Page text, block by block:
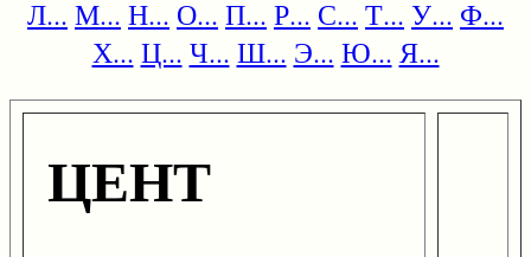
Л... М... Н... О... П... Р... С... Т... У... Ф...
Х... Ц... Ч... Ш... Э... Ю... Я...
ЦЕНТ